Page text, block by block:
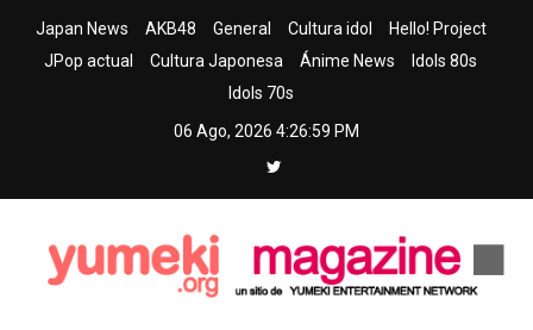
Japan News AKB48 General Cultura idol
Hello! Project
JPop actual
Cultura Japonesa Ánime News
Idols 80s
Idols 70s
06 Ago, 2026 4:27:01 PM